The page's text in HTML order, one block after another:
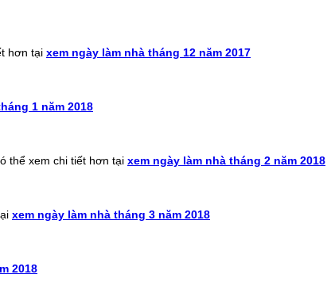
hơn tại xem ngày làm nhà tháng 12 năm 2017
1 năm 2018
thể xem chi tiết hơn tại xem ngày làm nhà tháng 2 năm 2018
xem ngày làm nhà tháng 3 năm 2018
2018